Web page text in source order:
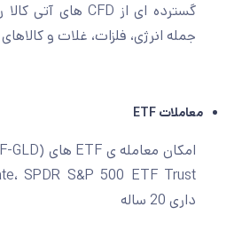
جمله انرژی، فلزات، غلات و
معاملات ETF
داری 20 ساله